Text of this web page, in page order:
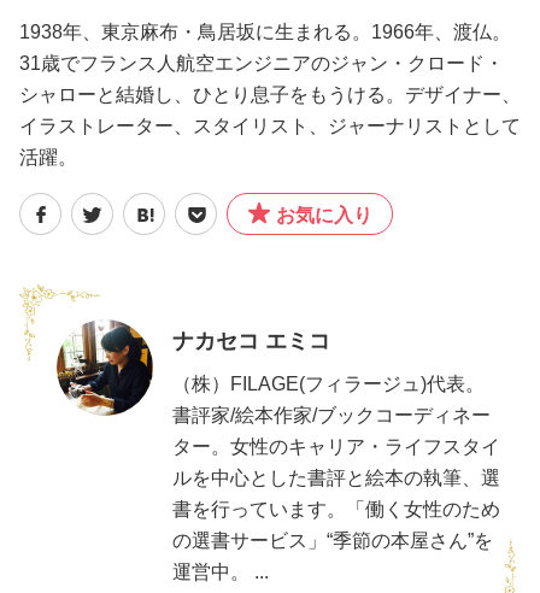
1938年、東京麻布・鳥居坂に生まれる。1966年、渡仏。
31歳でフランス人航空エンジニアのジャン・クロード・
シャローと結婚し、ひとり息子をもうける。デザイナー、
イラストレーター、スタイリスト、ジャーナリストとして
活躍。
お気に入り
ナカセコ エミコ
（株）FILAGE(フィラージュ)代表。
書評家/絵本作家/ブックコーディネー
ター。女性のキャリア・ライフスタイ
ルを中心とした書評と絵本の執筆、選
書を行っています。「働く女性のため
の選書サービス」“季節の本屋さん”を
運営中。 ...